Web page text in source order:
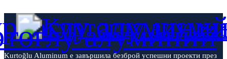
Kurtoğlu Aluminum е завършила безброй успешни проекти през